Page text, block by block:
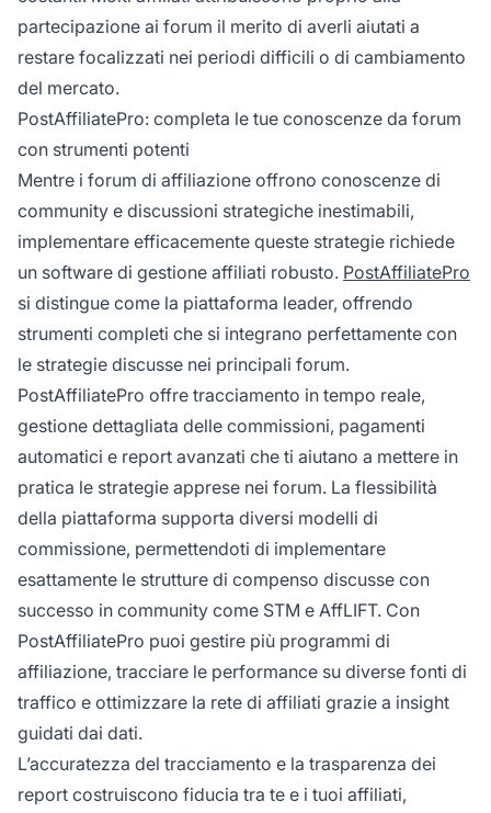
partecipazione ai forum il merito di averli aiutati a
restare focalizzati nei periodi difficili o di cambiamento
del mercato.
PostAffiliatePro: completa le tue conoscenze da forum
con strumenti potenti
Mentre i forum di affiliazione offrono conoscenze di
community e discussioni strategiche inestimabili,
implementare efficacemente queste strategie richiede
un software di gestione affiliati robusto. PostAffiliatePro
si distingue come la piattaforma leader, offrendo
strumenti completi che si integrano perfettamente con
le strategie discusse nei principali forum.
PostAffiliatePro offre tracciamento in tempo reale,
gestione dettagliata delle commissioni, pagamenti
automatici e report avanzati che ti aiutano a mettere in
pratica le strategie apprese nei forum. La flessibilità
della piattaforma supporta diversi modelli di
commissione, permettendoti di implementare
esattamente le strutture di compenso discusse con
successo in community come STM e AffLIFT. Con
PostAffiliatePro puoi gestire più programmi di
affiliazione, tracciare le performance su diverse fonti di
traffico e ottimizzare la rete di affiliati grazie a insight
guidati dai dati.
L’accuratezza del tracciamento e la trasparenza dei
report costruiscono fiducia tra te e i tuoi affiliati,